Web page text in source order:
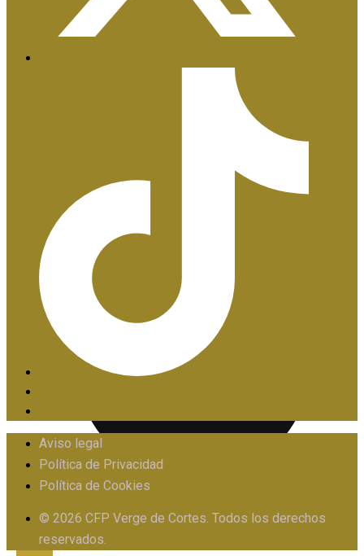
X
Aviso legal
Política de Privacidad
Política de Cookies
© 2026 CFP Verge de Cortes. Todos los derechos
reservados.